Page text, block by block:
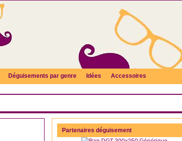
Déguisements par genre Idées Accessoires
Partenaires déguisement